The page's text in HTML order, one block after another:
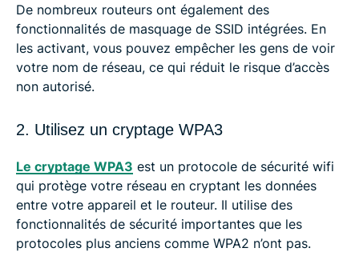
De nombreux routeurs ont également des
fonctionnalités de masquage de SSID intégrées. En
les activant, vous pouvez empêcher les gens de voir
votre nom de réseau, ce qui réduit le risque d’accès
non autorisé.
2. Utilisez un cryptage WPA3
Le cryptage WPA3 est un protocole de sécurité wifi
qui protège votre réseau en cryptant les données
entre votre appareil et le routeur. Il utilise des
fonctionnalités de sécurité importantes que les
protocoles plus anciens comme WPA2 n’ont pas.